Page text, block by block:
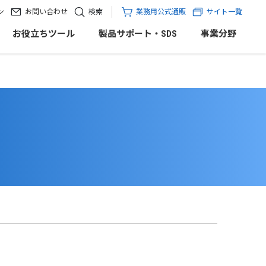
お問い合わせ 検索 業務用公式通販 サイト一覧
お役立ちツール 製品サポート・SDS 事業分野